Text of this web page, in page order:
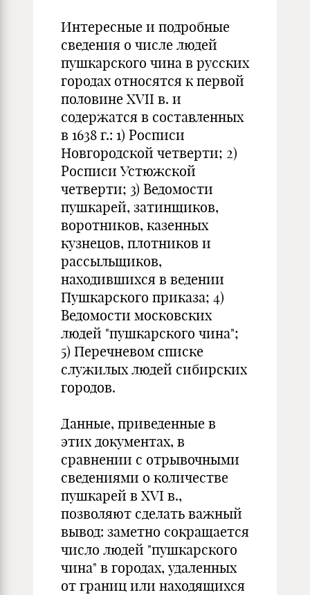
Интересные и подробные
сведения о числе людей
пушкарского чина в русских
городах относятся к первой
половине XVII в. и
содержатся в составленных
в 1638 г.: 1) Росписи
Новгородской четверти; 2)
Росписи Устюжской
четверти; 3) Ведомости
пушкарей, затинщиков,
воротников, казенных
кузнецов, плотников и
рассыльщиков,
находившихся в ведении
Пушкарского приказа; 4)
Ведомости московских
людей "пушкарского чина";
5) Перечневом списке
служилых людей сибирских
городов.
Данные, приведенные в
этих документах, в
сравнении с отрывочными
сведениями о количестве
пушкарей в XVI в.,
позволяют сделать важный
вывод: заметно сокращается
число людей "пушкарского
чина" в городах, удаленных
от границ или находящихся